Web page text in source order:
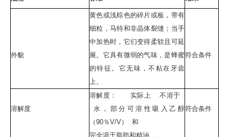
外貌
黄色或浅棕色的碎片或板，带有
细粒，马特和非晶体裂缝；当手
中加热时，它们变得柔软且可延
展。它具有微弱的气味，是蜂蜜
的特征。它无味，不粘在牙齿
上。
符合条件
溶解度
溶解度： 实际上 不溶于
水，部分可溶性吸入乙醇
（90％V/V） 和
完全溶于脂肪和精油 。
符合条件